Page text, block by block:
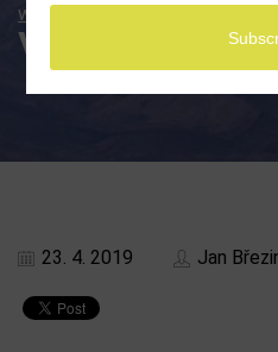
www.ilumio.cz
Viry a Apple
23. 4. 2019 Jan